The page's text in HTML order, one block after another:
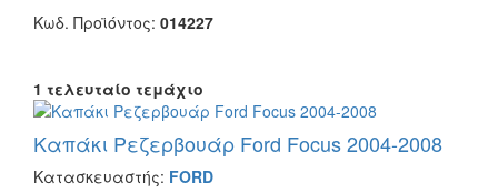
Κωδ. Προϊόντος: 014227
1 τελευταίο τεμάχιο
Καπάκι Ρεζερβουάρ Ford Focus 2004-2008
Κατασκευαστής: FORD